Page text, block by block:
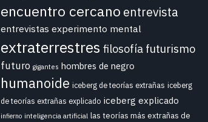
encuentro cercano entrevista
entrevistas experimento mental
extraterrestres filosofía futurismo
futuro gigantes hombres de negro
humanoide iceberg de teorías extrañas iceberg
de teorías extrañas explicado iceberg explicado
infierno inteligencia artificial las teorías más extrañas de